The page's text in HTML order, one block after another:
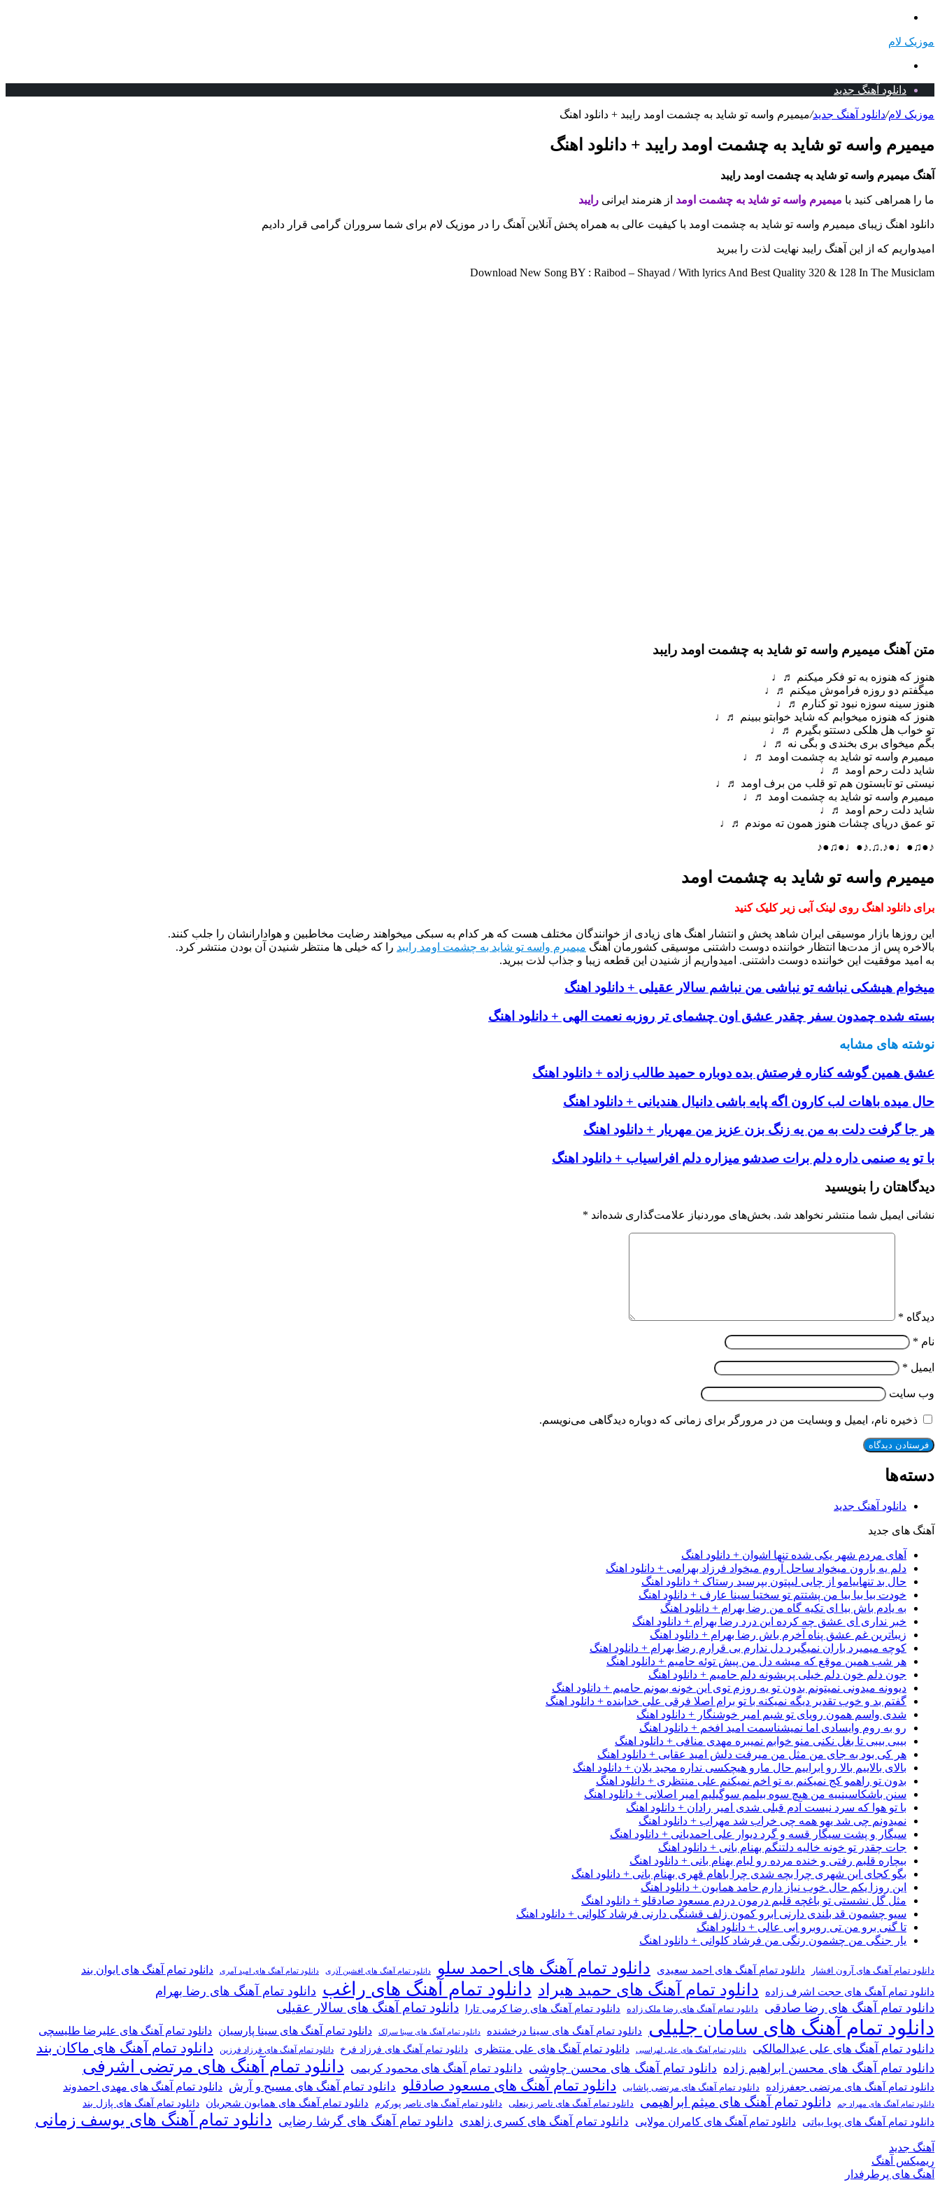
موزیک لام
دانلود آهنگ جدید
موزیک لام/دانلود آهنگ جدید/میمیرم واسه تو شاید به چشمت اومد رایبد + دانلود اهنگ
میمیرم واسه تو شاید به چشمت اومد رایبد + دانلود اهنگ
آهنگ میمیرم واسه تو شاید به چشمت اومد رایبد
ما را همراهی کنید با میمیرم واسه تو شاید به چشمت اومد از هنرمند ایرانی رایبد
دانلود اهنگ زیبای میمیرم واسه تو شاید به چشمت اومد با کیفیت عالی به همراه پخش آنلاین آهنگ را در موزیک لام برای شما سروران گرامی قرار دادیم
امیدواریم که از این آهنگ رایبد نهایت لذت را ببرید
Download New Song BY : Raibod – Shayad / With lyrics And Best Quality 320 & 128 In The Musiclam
متن آهنگ میمیرم واسه تو شاید به چشمت اومد رایبد
هنوز که هنوزه به تو فکر میکنم ♬♩
میگفتم دو روزه فراموش میکنم ♬♩
هنوز سینه سوزه نبود تو کنارم ♬♩
هنوز که هنوزه میخوابم که شاید خوابتو ببینم ♬♩
تو خواب هل هلکی دستتو بگیرم ♬♩
بگم میخوای بری بخندی و بگی نه ♬♩
میمیرم واسه تو شاید به چشمت اومد ♬♩
شاید دلت رحم اومد ♬♩
نیستی تو تابستون هم تو قلب من برف اومد ♬♩
میمیرم واسه تو شاید به چشمت اومد ♬♩
شاید دلت رحم اومد ♬♩
تو عمق دریای چشات هنوز همون ته موندم ♬♩
♪●♫●♩●♪.♫.♪●♩●♫●♪
میمیرم واسه تو شاید به چشمت اومد
برای دانلود اهنگ روی لینک آبی زیر کلیک کنید
این روزها بازار موسیقی ایران شاهد پخش و انتشار اهنگ های زیادی از خوانندگان مختلف هست که هر کدام به سبکی میخواهند رضایت مخاطبین و هوادارانشان را جلب کنند.
بالاخره پس از مدت‌ها انتظار خواننده دوست داشتنی موسیقی کشورمان آهنگ میمیرم واسه تو شاید به چشمت اومد رایبد را که خیلی ها منتظر شنیدن آن بودن منتشر کرد.
به امید موفقیت این خواننده دوست داشتنی. امیدواریم از شنیدن این قطعه زیبا و جذاب لذت ببرید.
میخوام هیشکی نباشه تو نباشی من نباشم سالار عقیلی + دانلود اهنگ
بسته شده چمدون سفر چقدر عشق اون چشمای تر روزبه نعمت الهی + دانلود اهنگ
نوشته های مشابه
عشق همین گوشه کناره فرصتش بده دوباره حمید طالب زاده + دانلود اهنگ
حال میده باهات لب کارون اگه پایه باشی دانیال هندیانی + دانلود اهنگ
هر جا گرفت دلت به من یه زنگ بزن عزیز من مهریار + دانلود اهنگ
با تو یه صنمی داره دلم برات صدشو میزاره دلم افراسیاب + دانلود اهنگ
دیدگاهتان را بنویسید
نشانی ایمیل شما منتشر نخواهد شد. بخش‌های موردنیاز علامت‌گذاری شده‌اند *
دیدگاه *
نام *
ایمیل *
وب‌ سایت
ذخیره نام، ایمیل و وبسایت من در مرورگر برای زمانی که دوباره دیدگاهی می‌نویسم.
دسته‌ها
دانلود آهنگ جدید
آهنگ های جدید
آهای مردم شهر یکی شده تنها اشوان + دانلود اهنگ
دلم یه بارون میخواد ساحل آروم میخواد فرزاد بهرامی + دانلود اهنگ
حال بد تنهاییامو از چایی لیپتون بپرسید رستاک + دانلود اهنگ
خودت بیا بیا بیا من پشتتم تو سختیا سینا عارف + دانلود اهنگ
به یادم باش بیا ای تکیه گاه من رضا بهرام + دانلود اهنگ
خبر نداری ای عشق چه کرده این درد رضا بهرام + دانلود اهنگ
زیباترین غم عشق پناه آخرم باش رضا بهرام + دانلود اهنگ
کوچه میمیرد باران نمیگیرد دل ندارم بی قرارم رضا بهرام + دانلود اهنگ
هر شب همین موقع که میشه دل من پیش توئه حامیم + دانلود اهنگ
جون دلم خون دلم خیلی پریشونه دلم حامیم + دانلود اهنگ
دیوونه میدونی نمیتونم بدون تو یه روزم توی این خونه بمونم حامیم + دانلود اهنگ
گفتم بد و خوب تقدیر دیگه نمیکنه با تو برام اصلا فرقی علی خدابنده + دانلود اهنگ
شدی واسم همون رویای تو شبم امیر خوشنگار + دانلود اهنگ
رو به روم وایسادی اما نمیشناسمت امید افخم + دانلود اهنگ
بیبی بیبی تا بغل نکنی منو خوابم نمیبره مهدی منافی + دانلود اهنگ
هر کی بود به جای من مثل من میرفت دلش امید عقابی + دانلود اهنگ
بالای بالاییم بالا رو ابراییم حال مارو هیچکسی نداره مجید یلان + دانلود اهنگ
بدون تو راهمو کج نمیکنم به تو اخم نمیکنم علی منتظری + دانلود اهنگ
سنن باشکاسینییه من هیچ سوه بیلمم سوگیلیم امیر اصلانی + دانلود اهنگ
با تو هوا که سرد نیست آدم قبلی شدی امیر رادان + دانلود اهنگ
نمیدونم چی شد یهو همه چی خراب شد مهراب + دانلود اهنگ
سیگار و پشت سیگار قسه و گرد دیوار علی احمدیانی + دانلود اهنگ
جات چقدر تو خونه خالیه دلتنگم بهنام بانی + دانلود اهنگ
بیچاره قلبم رفتی و خنده مرده رو لبام بهنام بانی + دانلود اهنگ
بگو کجای این شهری چرا بچه شدی چرا باهام قهری بهنام بانی + دانلود اهنگ
این روزا یکم حال خوب نیاز دارم حامد همایون + دانلود اهنگ
مثل گل نشستی تو باغچه قلبم درمون دردم مسعود صادقلو + دانلود اهنگ
سیو چشمون قد بلندی دارنی ابرو کمون زلف قشنگی دارنی فرشاد کلوانی + دانلود اهنگ
تا گنی برو من تی روبرو ابی عالی + دانلود اهنگ
یار جنگی من چشمون رنگی من فرشاد کلوانی + دانلود اهنگ
دانلود تمام آهنگ های آرون افشار دانلود تمام آهنگ های احمد سعیدی دانلود تمام آهنگ های احمد سلو دانلود تمام آهنگ های افشین آذری دانلود تمام آهنگ های امید آمری دانلود تمام آهنگ های ایوان بند
دانلود تمام آهنگ های حجت اشرف زاده دانلود تمام آهنگ های حمید هیراد دانلود تمام آهنگ های راغب دانلود تمام آهنگ های رضا بهرام
دانلود تمام آهنگ های رضا صادقی
دانلود تمام آهنگ های رضا ملک زاده دانلود تمام آهنگ های رضا کرمی تارا دانلود تمام آهنگ های سالار عقیلی
دانلود تمام آهنگ های سامان جلیلی دانلود تمام آهنگ های سینا درخشنده دانلود تمام آهنگ های سینا سرلک دانلود تمام آهنگ های سینا پارسیان دانلود تمام آهنگ های علیرضا طلیسچی
دانلود تمام آهنگ های علی عبدالمالکی دانلود تمام آهنگ های علی لهراسبی دانلود تمام آهنگ های علی منتظری دانلود تمام آهنگ های فرزاد فرخ دانلود تمام آهنگ های فرزاد فرزین دانلود تمام آهنگ های ماکان بند
دانلود تمام آهنگ های محسن ابراهیم زاده دانلود تمام آهنگ های محسن چاوشی دانلود تمام آهنگ های محمود کریمی دانلود تمام آهنگ های مرتضی اشرفی
دانلود تمام آهنگ های مرتضی جعفرزاده دانلود تمام آهنگ های مرتضی پاشایی دانلود تمام آهنگ های مسعود صادقلو دانلود تمام آهنگ های مسیح و آرش دانلود تمام آهنگ های مهدی احمدوند
دانلود تمام آهنگ های مهراد جم دانلود تمام آهنگ های میثم ابراهیمی دانلود تمام آهنگ های ناصر زینعلی دانلود تمام آهنگ های ناصر پورکرم دانلود تمام آهنگ های همایون شجریان دانلود تمام آهنگ های پازل بند
دانلود تمام آهنگ های پویا بیاتی دانلود تمام آهنگ های کامران مولایی دانلود تمام آهنگ های کسری زاهدی دانلود تمام آهنگ های گرشا رضایی دانلود تمام آهنگ های یوسف زمانی
آهنگ جدید
ریمیکس آهنگ
آهنگ های پرطرفدار